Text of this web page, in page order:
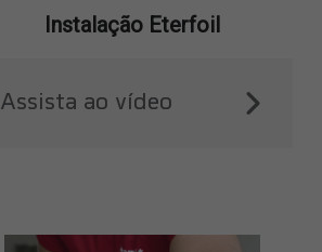
Instalação Eterfoil
Assista ao vídeo